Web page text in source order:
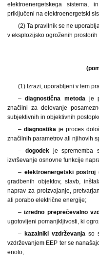
elektroenergetskega sistema,
priključeni na elektroenergetski
(2) Ta pravilnik se ne
v eksplozijsko ogroženih
(1) Izrazi, uporabljeni v tem
–diagnostična metoda je
značilni za delovanje
subjektivnih in objektivnih
– diagnostikaje proces
značilnih parametrov ali njihovih
– dogodekje sprememba
izvrševanje osnovne funkcije
– elektroenergetski postroj
gradbenih objektov, stavb,
naprav za proizvajanje,
ali porabo električne energije;
–izredno preprečevalno
ugotovljeni pomanjkljivosti, ki
– kazalniki vzdrževanja so
vzdrževanjem EEP ter se
enoto;